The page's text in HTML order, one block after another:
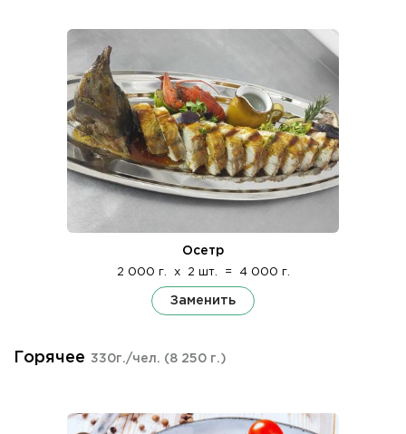
Осетр
2 000 г. x 2 шт. = 4 000 г.
Заменить
Горячее 330г./чел. (8 250 г.)